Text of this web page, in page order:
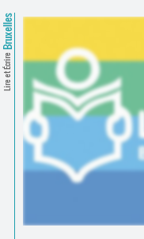
Lire et Écrire
Bruxelles